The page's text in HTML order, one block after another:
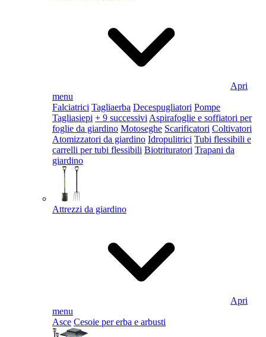
Apri
menu
Falciatrici Tagliaerba Decespugliatori Pompe
Tagliasiepi + 9 successivi Aspirafoglie e soffiatori per
foglie da giardino Motoseghe Scarificatori Coltivatori
Atomizzatori da giardino Idropulitrici Tubi flessibili e
carrelli per tubi flessibili Biotrituratori Trapani da
giardino
Attrezzi da giardino
Apri
menu
Asce Cesoie per erba e arbusti